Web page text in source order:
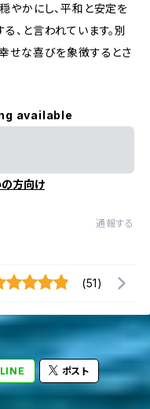
やかにし、平和と安定を
、と言われています。別
せな喜びを象徴するとさ
available
方向け
通報する
(51)
LINE ポスト